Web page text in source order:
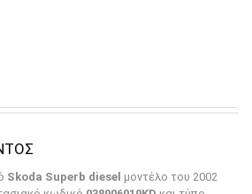
Skoda Superb diesel μοντέλο του 2002